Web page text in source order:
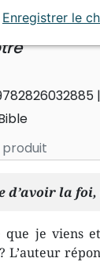
actuels
produit
d’avoir la foi,
que je viens
L’auteur
Enregistrer le